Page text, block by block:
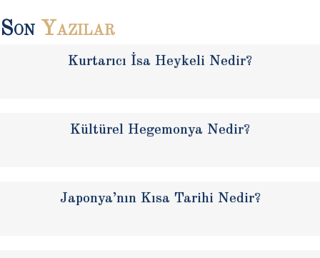
Son Yazılar
Kurtarıcı İsa Heykeli Nedir?
Kültürel Hegemonya Nedir?
Japonya’nın Kısa Tarihi Nedir?